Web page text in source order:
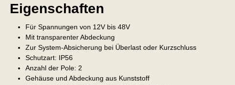
Eigenschaften
Für Spannungen von 12V bis 48V
Mit transparenter Abdeckung
Zur System-Absicherung bei Überlast oder Kurzschluss
Schutzart: IP56
Anzahl der Pole: 2
Gehäuse und Abdeckung aus Kunststoff